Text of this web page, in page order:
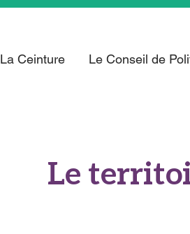
La Ceinture Le Conseil de
Le